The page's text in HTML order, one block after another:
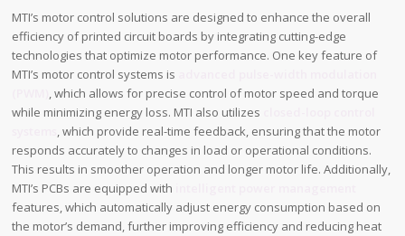
MTI’s motor control solutions are designed to enhance the overall
efficiency of printed circuit boards by integrating cutting-edge
technologies that optimize motor performance. One key feature of
MTI’s motor control systems is
, which allows for precise control of motor speed and torque
while minimizing energy loss. MTI also utilizes
, which provide real-time feedback, ensuring that the motor
responds accurately to changes in load or operational conditions.
This results in smoother operation and longer motor life. Additionally,
MTI’s PCBs are equipped with
features, which automatically adjust energy consumption based on
the motor’s demand, further improving efficiency and reducing heat